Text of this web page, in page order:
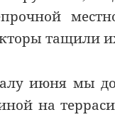
тащили
июня мы
на